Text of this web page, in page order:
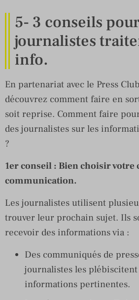
5- 3 conseils
journalistes
info.
En partenariat avec le Press
découvrez comment faire en
soit reprise. Comment faire
des journalistes sur les
?
1er conseil : Bien choisir votre
communication.
Les journalistes utilisent
trouver leur prochain sujet. Ils
recevoir des informations via :
Des communiqués de
journalistes les
informations pertinentes.